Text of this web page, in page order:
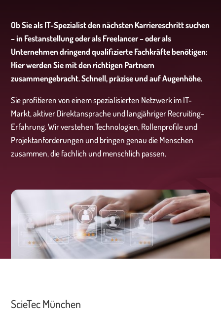
Ob Sie als IT-Spezialist den nächsten Karriereschritt suchen
– in Festanstellung oder als Freelancer – oder als
Unternehmen dringend qualifizierte Fachkräfte benötigen:
Hier werden Sie mit den richtigen Partnern
zusammengebracht. Schnell, präzise und auf Augenhöhe.
Sie profitieren von einem spezialisierten Netzwerk im IT-
Markt, aktiver Direktansprache und langjähriger Recruiting-
Erfahrung. Wir verstehen Technologien, Rollenprofile und
Projektanforderungen und bringen genau die Menschen
zusammen, die fachlich und menschlich passen.
ScieTec München